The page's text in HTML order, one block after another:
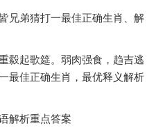
兄弟猜打一最佳正确生肖、解
縠起歌筵。弱肉强食，趋吉逃
最佳正确生肖，最优释义解析
解析重点答案